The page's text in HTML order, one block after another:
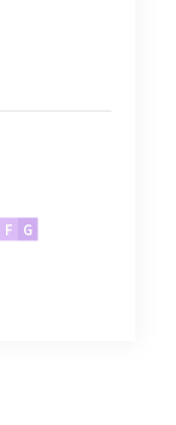
F G